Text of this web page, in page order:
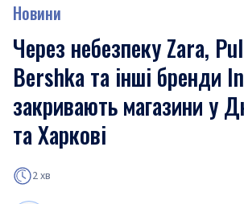
Новини
Через небезпеку Zara,
Bershka та інші бренди
закривають магазини у
та Харкові
2 хв